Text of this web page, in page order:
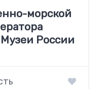
морской
России